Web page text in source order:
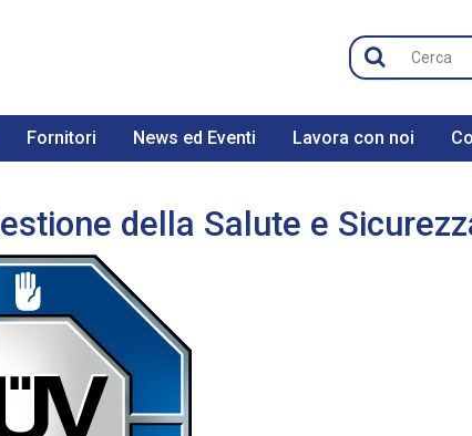
Fornitori News ed Eventi Lavora con noi
della Salute e